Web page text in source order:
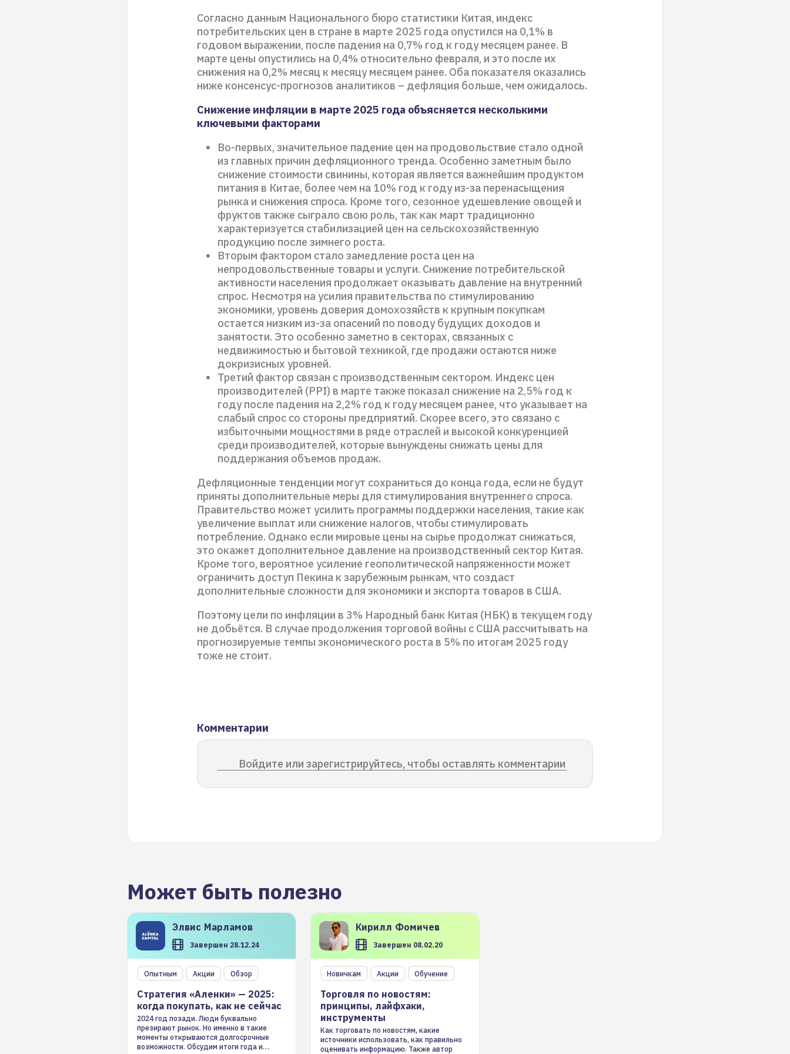
Согласно данным Национального бюро статистики Китая, индекс
потребительских цен в стране в марте 2025 года опустился на 0,1% в
годовом выражении, после падения на 0,7% год к году месяцем ранее. В
марте цены опустились на 0,4% относительно февраля, и это после их
снижения на 0,2% месяц к месяцу месяцем ранее. Оба показателя оказались
ниже консенсус-прогнозов аналитиков – дефляция больше, чем ожидалось.
Снижение инфляции в марте 2025 года объясняется несколькими
ключевыми факторами
Во-первых, значительное падение цен на продовольствие стало одной
из главных причин дефляционного тренда. Особенно заметным было
снижение стоимости свинины, которая является важнейшим продуктом
питания в Китае, более чем на 10% год к году из-за перенасыщения
рынка и снижения спроса. Кроме того, сезонное удешевление овощей и
фруктов также сыграло свою роль, так как март традиционно
характеризуется стабилизацией цен на сельскохозяйственную
продукцию после зимнего роста.
Вторым фактором стало замедление роста цен на
непродовольственные товары и услуги. Снижение потребительской
активности населения продолжает оказывать давление на внутренний
спрос. Несмотря на усилия правительства по стимулированию
экономики, уровень доверия домохозяйств к крупным покупкам
остается низким из-за опасений по поводу будущих доходов и
занятости. Это особенно заметно в секторах, связанных с
недвижимостью и бытовой техникой, где продажи остаются ниже
докризисных уровней.
Третий фактор связан с производственным сектором. Индекс цен
производителей (PPI) в марте также показал снижение на 2,5% год к
году после падения на 2,2% год к году месяцем ранее, что указывает на
слабый спрос со стороны предприятий. Скорее всего, это связано с
избыточными мощностями в ряде отраслей и высокой конкуренцией
среди производителей, которые вынуждены снижать цены для
поддержания объемов продаж.
Дефляционные тенденции могут сохраниться до конца года, если не будут
приняты дополнительные меры для стимулирования внутреннего спроса.
Правительство может усилить программы поддержки населения, такие как
увеличение выплат или снижение налогов, чтобы стимулировать
потребление. Однако если мировые цены на сырье продолжат снижаться,
это окажет дополнительное давление на производственный сектор Китая.
Кроме того, вероятное усиление геополитической напряженности может
ограничить доступ Пекина к зарубежным рынкам, что создаст
дополнительные сложности для экономики и экспорта товаров в США.
Поэтому цели по инфляции в 3% Народный банк Китая (НБК) в текущем году
не добьётся. В случае продолжения торговой войны с США рассчитывать на
прогнозируемые темпы экономического роста в 5% по итогам 2025 году
тоже не стоит.
Комментарии
Войдите или зарегистрируйтесь, чтобы оставлять комментарии
Может быть полезно
Элвис Марламов
Завершен 28.12.24
Опытным Акции Обзор
Стратегия «Аленки» — 2025:
когда покупать, как не сейчас
2024 год позади. Люди буквально
презирают рынок. Но именно в такие
моменты открываются долгосрочные
возможности. Обсудим итоги года и
Кирилл Фомичев
Завершен 08.02.20
Новичкам Акции Обучение
Торговля по новостям:
принципы, лайфхаки,
инструменты
Как торговать по новостям, какие
источники использовать, как правильно
оценивать информацию. Также автор